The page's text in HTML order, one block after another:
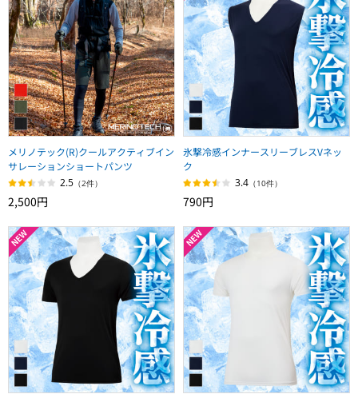
メリノテック(R)クールアクティブイン
サレーションショートパンツ
2.5 （2件）
2,500円
氷撃冷感インナースリーブレスVネッ
ク
3.4 （10件）
790円